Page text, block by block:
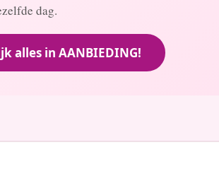
dag.
alles in AANBIEDING!